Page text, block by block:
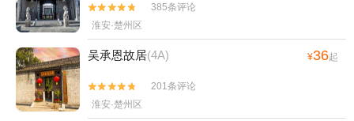


385条评论
淮安·楚州区
吴承恩故居(4A) ¥36起


201条评论
淮安·楚州区